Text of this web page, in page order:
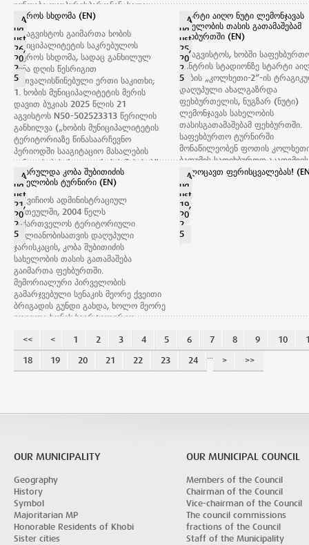
გუნდები დაუპირისპირდნენ, სადაც
ზუგდიდის „ბაიამ“ გამარჯვება
მოიპოვა და პირველი ადგილის
მფლობელი გახდა. მეორე ადგილზე
გავიდა ფოთის „კოლხეთის“ ნორჩ
ფეხბურთელთა გუნდი, ხოლო მესამე
ადგილი „ხონის სასპორტო სკოლის“
ფეხბურთელთა გუნდმა დაიკავა.
დაჯილდოების ცერემონიალს ხობის
მუნიციპალიტეტის მერის მოადგილე
დავით ბერაია და საქართველოს
ეროვნული ოლიმპიური კომიტეტის
სამეგრელო-ზემო სვანეთის
რეგიონალური ორგანიზაციის
პრეზიდენტი გოჩა ჩიქოვანი,
ადგილობრივი ხელისუფლების
წარმომადგენლებთან, ნუგზარ (ნუტი)
ლემონჯავას ოჯახის წევრებთან და
საფეხბურთო კლუბების
ხელმძღვანელ პირებთან ერთად
ესწრებოდნენ.
ტურნირი საფეხბურთო კლუბ ხობის
„კოლხეთის“ ორგანიზებით და
სამეგრელო-ზემო სვანეთის
ფეხბურთის რეგიონული
ფედერაციისა და სამეგრელო-ზემო
სვანეთის ოლიმპიური ორგანიზაციის
A
ug
ust
26,
20
2
5
ბიუროს სხდომა (EN)
26 აგვისტოს გაიმართა ხობის
მუნიციპალიტეტის საკრებულოს
ბიუროს სხდომა, სადაც განხილულ
იქნა დღის წესრიგით
გათვალისწინებული ერთი საკითხი;
1. ხობის მუნიციპალიტეტის მერის
დავით ბუკიას 2025 წლის 21
აგვისტოს N50-502523313 წერილის
განხილვა („ხობის მუნიციპალიტეტის
ტერიტორიაზე წინასაარჩევნო
პერიოდში სააგიტაციო მასალების
განთავსების რეგულირების შესახებ“
დადგენილების პროექტის თაობაზე).
(მომხსენებელი: მედეა თათარიშვილი
- ხობის მუნიციპალიტეტის
საკრებულოს
იურიდიულ, სამანდატო -
საპროცედურო და ეთიკის
კომისიის თავმჯდომარე).
A
ug
ust
25,
20
2
5
სტარტი აიღო ნუტი ლემონჯავას
სახელობის თასის გათამაშებამ
ფეხბურთში (EN)
25 აგვისტოს, ხობში
ცენტრის სტადიონზე სტარტი
ხობის „კოლხეთი-2“-ის
დაღუპული ახალგაზრდა
ფეხბურთელის, ნუგზარ (ნუტი)
ლემონჯავას სახელობის
თასისგათამაშებამ ფეხბურთში.
საფეხბურთო ტურნირში
მონაწილეობენ ფოთის
ბათუმის საფეხბურთო
ქუთაისის ტორპედოს, ზუგდიდის
ბაიას, მარტვილის საფეხბურთო
სკოლის, ხონის სასპორტო
სენაკის ეგრისის და ხობის
ჭაბუკ ფეხბურთელთა გუნდები.
ტურნირის გახსნის ცერემონიას
ესწრებოდნენ.
სპორტული ღონისძიება
კლუბ ხობის „კოლხეთის“
ორგანიზებით და სამეგრელო-
აგვისტოს გაიმართება.
A
ug
ust
21,
20
2
5
დასრულდა კობა შუბითიძის
სახელობის ტურნირი (EN)
საგვიჩიოს ადმინისტრაციულ
ერთეულში, 2004 წელს
საქართველოს ტერიტორიული
მთლიანობისათვის დაღუპული
ჯარისკაცის, კობა შუბითიძის
სახელობის თასის გათამაშება
გაიმართა ფეხბურთში.
მემორიალური პირველობის
გამარჯვებული სენაკის მეორე ქვეითი
ბრიგადის გუნდი გახდა, ხოლო მეორე
ადგილი ხონის საარტილერიო
პრიზიორი გუნდები თასებითა და
სიგელებით დაჯილდოვდნენ.
სპორტულ ღონისძიებას ხობის
საქართველოს შეიარაღებული
ტურნირი ადგილობრივი
და ა(ა)იპ „ხობის მუნიციპალიტეტის
საფეხბურთო კლუბ „კოლხეთის“
ორგანიზებით ჩატარდა.
A
ug
ust
19,
20
2
5
გილოცავთ ფერისცვალებას!
<< < 1 2 3 4 5 6 7 8 9 10
18 19 20 21 22 23 24 ... > >>
OUR MUNICIPALITY
Geography
History
Symbol
Majoritarian MP
Honorable Residents of Khobi
Sister cities
OUR MUNICIPAL COUNCIL
Members of the Council
Chairman of the Council
Vice-chairman of the Council
The council commissions
fractions of the Council
Staff of the Municipality